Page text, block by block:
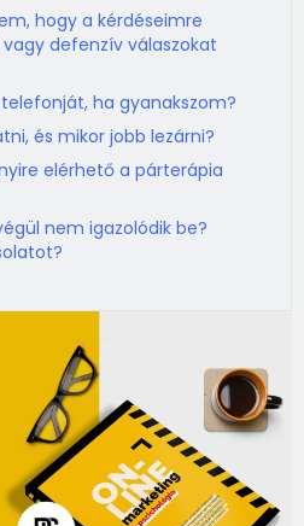
hogy a kérdéseimre
defenzív válaszokat
ha gyanakszom?
és mikor jobb lezárni?
elérhető a párterápia
nem igazolódik be?